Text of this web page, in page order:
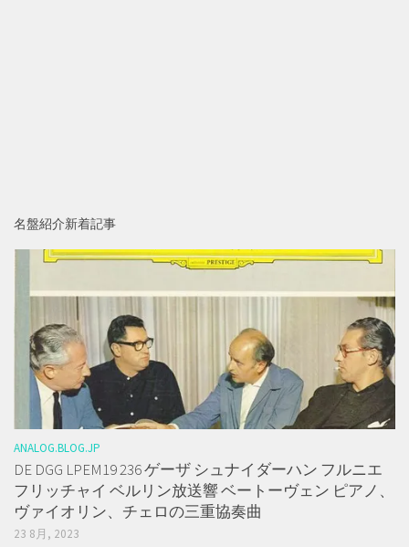
名盤紹介新着記事
ANALOG.BLOG.JP
DE DGG LPEM19 236 ゲーザ シュナイダーハン フルニエ
フリッチャイ ベルリン放送響 ベートーヴェン ピアノ、
ヴァイオリン、チェロの三重協奏曲
23 8月, 2023